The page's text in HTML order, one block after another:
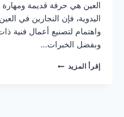
العين هي حرفة قديمة
اليدوية، فإن النجارين في
واهتمام لتصنيع أعمال فنية
وبفضل الخبرات…
إقرأ المزيد نجار